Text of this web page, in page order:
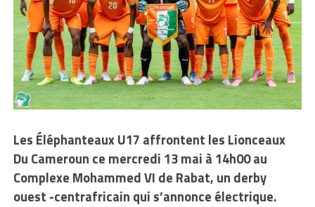
Les Éléphanteaux U17 affrontent les Lionceaux
Du Cameroun ce mercredi 13 mai à 14h00 au
Complexe Mohammed VI de Rabat, un derby
ouest -centrafricain qui s’annonce électrique.